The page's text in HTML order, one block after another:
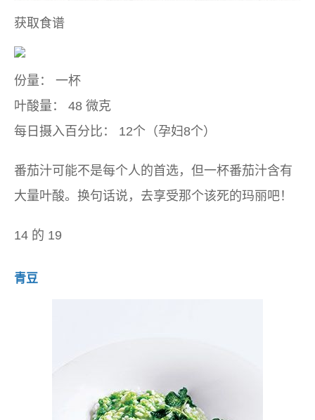
获取食谱
份量：
一杯
叶酸量：
48 微克
每日摄入百分比：
12个（孕妇8个）
番茄汁可能不是每个人的首选，但一杯番茄汁含有
大量叶酸。换句话说，去享受那个该死的玛丽吧！
14 的 19
青豆